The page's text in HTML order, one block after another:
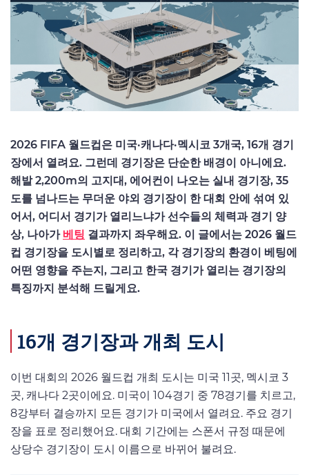
2026 FIFA 월드컵은 미국·캐나다·멕시코 3개국, 16개 경기
장에서 열려요. 그런데 경기장은 단순한 배경이 아니에요.
해발 2,200m의 고지대, 에어컨이 나오는 실내 경기장, 35
도를 넘나드는 무더운 야외 경기장이 한 대회 안에 섞여 있
어서, 어디서 경기가 열리느냐가 선수들의 체력과 경기 양
상, 나아가 베팅 결과까지 좌우해요. 이 글에서는 2026 월드
컵 경기장을 도시별로 정리하고, 각 경기장의 환경이 베팅에
어떤 영향을 주는지, 그리고 한국 경기가 열리는 경기장의
특징까지 분석해 드릴게요.
16개 경기장과 개최 도시
이번 대회의 2026 월드컵 개최 도시는 미국 11곳, 멕시코 3
곳, 캐나다 2곳이에요. 미국이 104경기 중 78경기를 치르고,
8강부터 결승까지 모든 경기가 미국에서 열려요. 주요 경기
장을 표로 정리했어요. 대회 기간에는 스폰서 규정 때문에
상당수 경기장이 도시 이름으로 바뀌어 불려요.